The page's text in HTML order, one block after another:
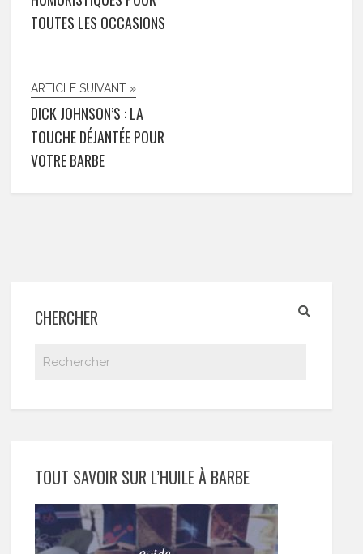
TOUTES LES OCCASIONS
ARTICLE SUIVANT »
DICK JOHNSON’S : LA
TOUCHE DÉJANTÉE POUR
VOTRE BARBE
CHERCHER
TOUT SAVOIR SUR L’HUILE À BARBE